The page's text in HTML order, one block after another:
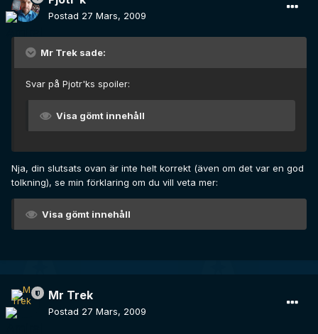
Postad 27 Mars, 2009
Mr Trek sade:
Svar på Pjotr'ks spoiler:
Visa gömt innehåll
Nja, din slutsats ovan är inte helt korrekt (även om det var en god
tolkning), se min förklaring om du vill veta mer:
Visa gömt innehåll
Mr Trek
Postad 27 Mars, 2009